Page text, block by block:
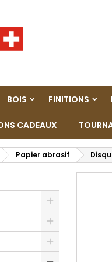
BOIS FINITIONS
CADEAUX
Papier abrasif